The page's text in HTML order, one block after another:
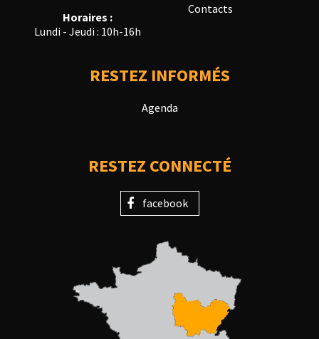
Horaires :
Lundi - Jeudi : 10h-16h
Contacts
RESTEZ INFORMÉS
Agenda
RESTEZ CONNECTÉ
facebook